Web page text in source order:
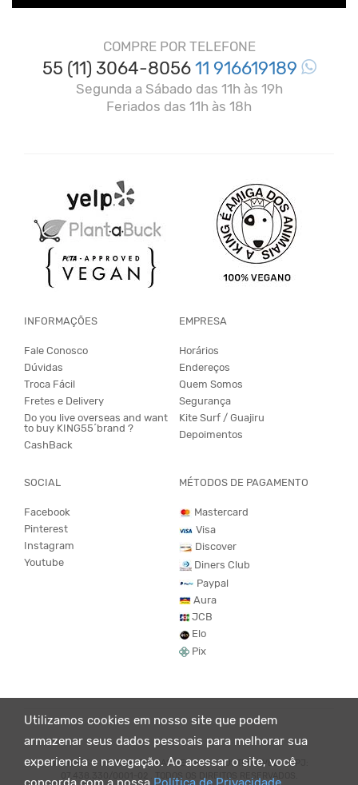
Utilizamos cookies em nosso site que podem
armazenar seus dados pessoais para melhorar sua
experiencia e navegação. Ao acessar o site, você
COMPRE POR TELEFONE
55 (11) 3064-805611 916619189
Segunda a Sábado das 11h às 19h
Feriados das 11h às 18h
INFORMAÇÕES
Fale Conosco
Dúvidas
Troca Fácil
Fretes e Delivery
Do you live overseas and want
to buy KING55´brand ?
CashBack
EMPRESA
Horários
Endereços
Quem Somos
Segurança
Kite Surf / Guajiru
Depoimentos
SOCIAL
Facebook
Pinterest
Instagram
Youtube
MÉTODOS DE PAGAMENTO
Mastercard
Visa
Discover
Diners Club
Paypal
Aura
JCB
Elo
Pix
© KING55 - LOJA DE ROUPAS VEGANO E SUSTENTÁVEL. CNPJ:
07.438.330/0001-02 . TODOS OS DIREITOS RESERVADOS.